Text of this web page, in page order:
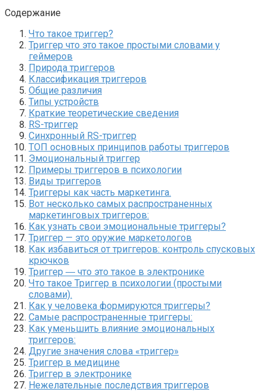
Содержание
Что такое триггер?
Триггер что это такое простыми словами у
геймеров
Природа триггеров
Классификация триггеров
Общие различия
Типы устройств
Краткие теоретические сведения
RS-триггер
Синхронный RS-триггер
ТОП основных принципов работы триггеров
Эмоциональный триггер
Примеры триггеров в психологии
Виды триггеров
Триггеры как часть маркетинга.
Вот несколько самых распространенных
маркетинговых триггеров:
Как узнать свои эмоциональные триггеры?
Триггер — это оружие маркетологов
Как избавиться от триггеров: контроль спусковых
крючков
Триггер ― что это такое в электронике
Что такое Триггер в психологии (простыми
словами).
Как у человека формируются триггеры?
Самые распространенные триггеры:
Как уменьшить влияние эмоциональных
триггеров:
Другие значения слова «триггер»
Триггер в медицине
Триггер в электронике
Нежелательные последствия триггеров